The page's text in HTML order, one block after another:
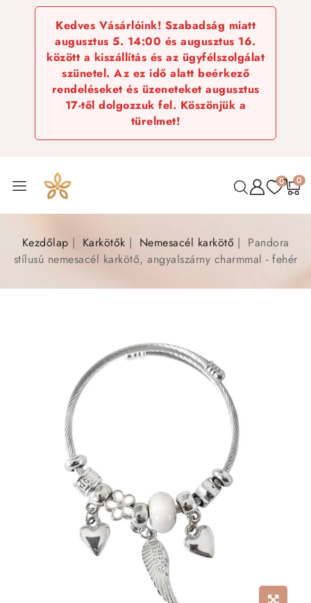
Kedves Vásárlóink! Szabadság miatt
augusztus 5. 14:00 és augusztus 16.
között a kiszállítás és az ügyfélszolgálat
szünetel. Az ez idő alatt beérkező
rendeléseket és üzeneteket augusztus
17-től dolgozzuk fel. Köszönjük a
türelmet!
0 0
Kezdőlap Karkötők Nemesacél karkötő
Pandora
stílusú nemesacél karkötő, angyalszárny charmmal - fehér